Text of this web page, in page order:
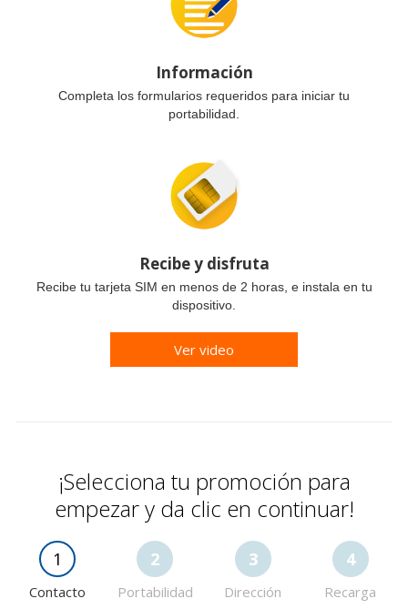
Información
Completa los formularios requeridos para iniciar tu
portabilidad.
Recibe y disfruta
Recibe tu tarjeta SIM en menos de 2 horas, e instala en tu
dispositivo.
Ver video
¡Selecciona tu promoción para
empezar y da clic en continuar!
1
Contacto
2
Portabilidad
3
Dirección
4
Recarga